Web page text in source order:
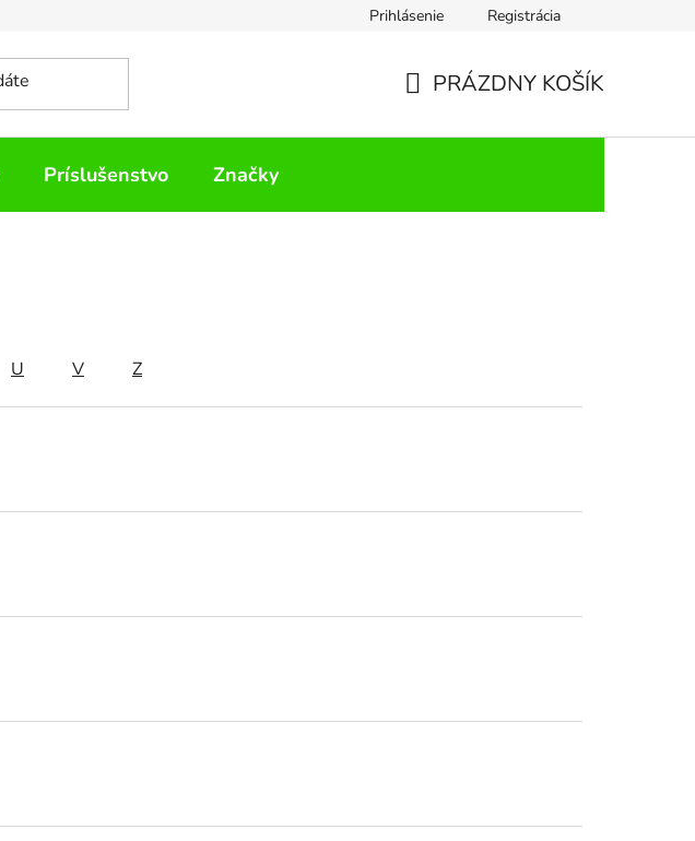
Prihlásenie Registrácia
PRÁZDNY KOŠÍK
Príslušenstvo Značky
U V Z